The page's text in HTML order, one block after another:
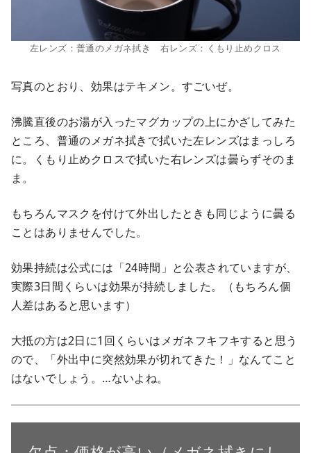
左レンズ：普通のメガネ拭き 右レンズ：くもり止めクロス
写真のとおり、効果はテキメン。すごいぜ。
沸騰直後のお湯が入ったマグカップの上にかざしてみた
ところ、普通のメガネ拭きで拭いた左レンズはまっしろ
に。くもり止めクロスで拭いた右レンズは曇らずそのま
ま。
もちろんマスクを付けて外出したときも同じように曇る
ことはありませんでした。
効果持続は公式には「24時間」と公表されていますが、
実際3日間くらいは効果が持続しました。（もちろん個
人差はあると思います）
大抵の方は2日に1回くらいはメガネフキフキすると思う
ので、「外出中に突然効果が切れてきた！」なんてこと
はないでしょう。…ないよね。